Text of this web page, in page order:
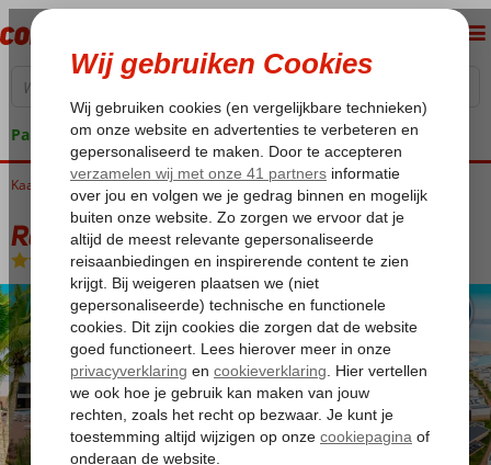
Pakketgarantie
Home
Kaapverdië Sal Santa Maria Royal Horizon Ponta Sino
Royal Horizon Ponta Sino
All Inclusive-Hotel